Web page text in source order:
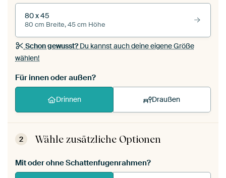
80 x 45
80 cm Breite, 45 cm Höhe
Schon gewusst?Du kannst auch deine eigene Größe
wählen!
Für innen oder außen?
Drinnen Draußen
2 Wähle zusätzliche Optionen
Mit oder ohne Schattenfugenrahmen?